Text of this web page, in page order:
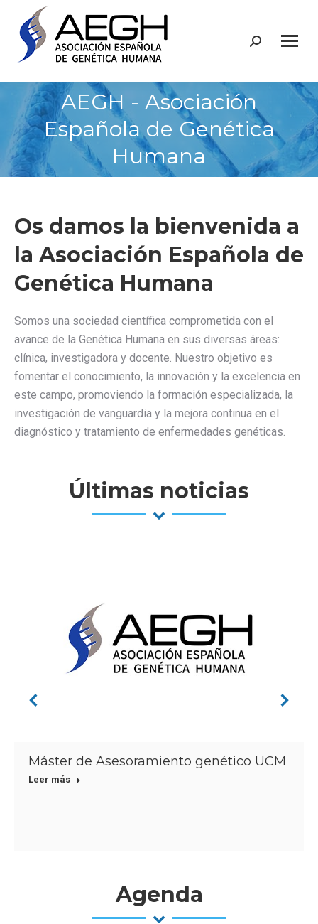
Buscar:
AEGH - Asociación
Española de Genética
Humana
Os damos la bienvenida a
la Asociación Española de
Genética Humana
Somos una sociedad científica comprometida con el
avance de la Genética Humana en sus diversas áreas:
clínica, investigadora y docente. Nuestro objetivo es
fomentar el conocimiento, la innovación y la excelencia en
este campo, promoviendo la formación especializada, la
investigación de vanguardia y la mejora continua en el
diagnóstico y tratamiento de enfermedades genéticas.
Últimas noticias
Máster de Asesoramiento genético UCM
Leer más
Agenda